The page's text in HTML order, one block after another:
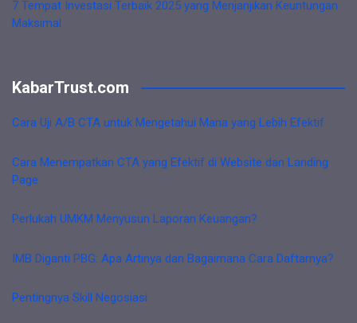
7 Tempat Investasi Terbaik 2025 yang Menjanjikan Keuntungan
Maksimal
KabarTrust.com
Cara Uji A/B CTA untuk Mengetahui Mana yang Lebih Efektif
Cara Menempatkan CTA yang Efektif di Website dan Landing
Page
Perlukah UMKM Menyusun Laporan Keuangan?
IMB Diganti PBG: Apa Artinya dan Bagaimana Cara Daftarnya?
Pentingnya Skill Negosiasi